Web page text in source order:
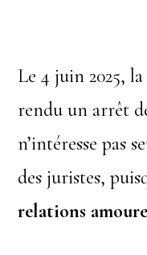
Le 4 juin 2025,
rendu un arrêt
n’intéresse pas
des juristes,
relations